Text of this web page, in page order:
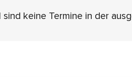
sind keine Termine in der